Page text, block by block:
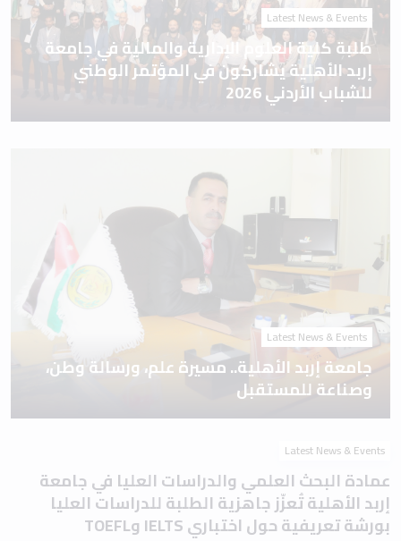
Latest News & Events
طلبة كلية العلوم الإدارية والمالية في جامعة
إربد الأهلية يشاركون في المؤتمر الوطني
للشباب الأردني 2026
Latest News & Events
جامعة إربد الأهلية.. مسيرة علم، ورسالة وطن،
وصناعة للمستقبل
Latest News & Events
عمادة البحث العلمي والدراسات العليا في جامعة
إربد الأهلية تُعزّز جاهزية الطلبة للدراسات العليا
بورشة تعريفية حول اختباري IELTS وTOEFL